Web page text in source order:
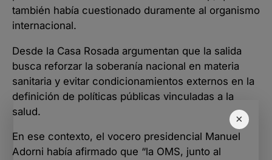
×
también había cuestionado duramente al organismo
internacional.
Desde la Casa Rosada argumentan que la salida
busca reforzar la soberanía nacional en materia
sanitaria y evitar condicionamientos externos en la
definición de políticas públicas vinculadas a la
salud.
En ese contexto, el vocero presidencial Manuel
Adorni había afirmado que “la OMS, junto al